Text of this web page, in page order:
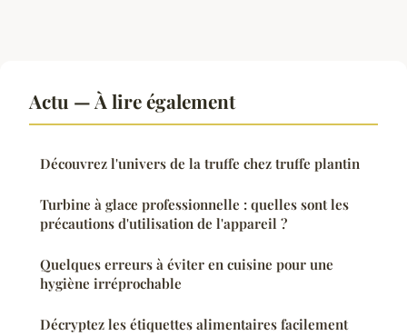
Actu — À lire également
Découvrez l'univers de la truffe chez truffe plantin
Turbine à glace professionnelle : quelles sont les
précautions d'utilisation de l'appareil ?
Quelques erreurs à éviter en cuisine pour une
hygiène irréprochable
Décryptez les étiquettes alimentaires facilement